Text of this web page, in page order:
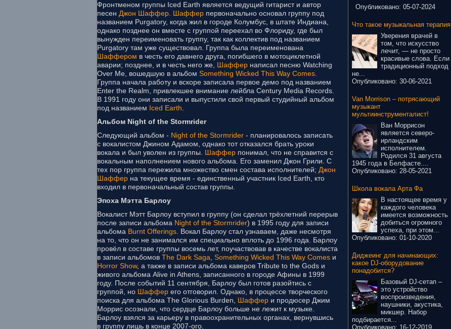
Фронтменом группы Iced Earth является ведущий гитарист и автор
песен Джон Шаффер Шаффер первоначально основал группу под
названием Purgatory, когда жил в городе Колумбус, в штате Индиана,
однако позднее он вместе с группой переехал во Флориду, где был
вынужден переименовать группу, так как коллектив под названием
Purgatory там уже существовал. Группа была переименована
Шаффером в честь его давнего друга, погибшего в мотоциклетной
аварии; позднее, и в честь него же, Шаффер написал песню Watching
Over Me, вошедшую в альбом Something Wicked This Way Comes
Группа начала работу и вскоре записала первое демо под названием
Enter the Realm, привлекшее внимание лейбла Century Media Records.
В 1991 году они записали и выпустили свой первый студийный альбом
под названием Iced Earth
Альбом Night of the Stormrider
Следующий альбом - Night of the Stormrider - планировалось записать
с вокалистом Джином Адамом, однако тот отказался брать уроки
вокала и был уволен из группы. Шаффер понимал, что не справится с
вокальным наполнением нового альбома. Его заменил Джон Грили. С
тех пор группа пережила множество смен состава исполнителей; Джон
Шаффер на текущее время - единственный участник Iced Earth, кто
входил в первоначальный состав группы.
Эпоха Мэтта Барлоу
Вокалист Мэтт Барлоу вступил в группу (он сделал трёхлетний перерыв
после записи альбома Night of the Stormrider) в 1995 году для записи
альбома Burnt Offerings . Вокал Барлоу стал узнаваем, даже несмотря
на то, что он не занимался им специально вплоть до 1996 года. Барлоу
провёл в составе группы восемь лет, поучаствовав в качестве вокалиста
в записи альбомов The Dark Saga Something Wicked This Way Comes и
Horror Show, а также в записи альбома каверов Tribute to the Gods и
живого альбома Alive in Athens, записанного в городе Афины в 1999
году. После событий 11 сентября, Барлоу был готов разойтись с
группой, но Шаффер его отговорил. Однако, в процессе творческого
поиска для альбома The Glorious Burden, Шаффер и продюсер Джим
Моррис осознали, что сердце Барлоу больше не лежит к музыке.
Барлоу взялся за карьеру в правоохранительных органах, вернувшись
в группу лишь в конце 2007-ого.
Опубликовано: 05-07-2024
Что такое музыкальная терапия
Уверения врачей в
том, что искусство
лечит, — не просто
красивые слова. Если
традиционный подход
не...
Опубликовано: 30-06-2021
Van Morrison – потрясающий
музыкант
мультиинструменталист!
Ван Моррисон
является северо-
ирландским
исполнителем.
Родился 31 августа
1945 года в Белфасте....
Опубликовано: 28-05-2021
Школа вокала Арта Фа
В настоящее время у
каждого человека
имеется возможность
добиться огромного
успеха, при этом...
Опубликовано: 01-10-2020
Диджеинг для начинающих:
какое DJ-оборудование
понадобится?
Базовый DJ-сетап –
это устройство
воспроизведения,
наушники, акустика,
микшер. Набор
подбирается...
Опубликовано: 16-12-2019